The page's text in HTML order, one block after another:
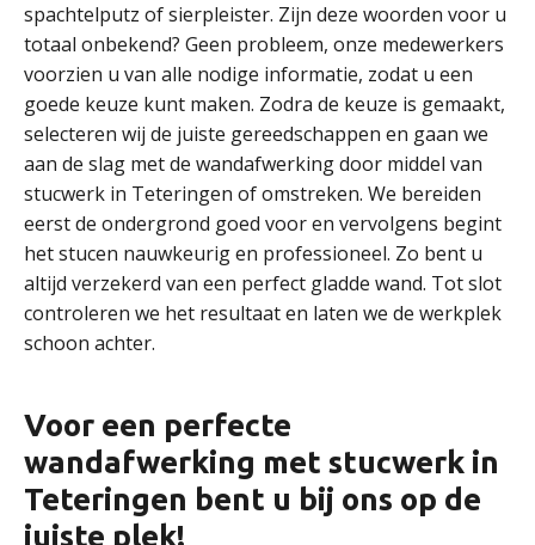
spachtelputz of sierpleister. Zijn deze woorden voor u
totaal onbekend? Geen probleem, onze medewerkers
voorzien u van alle nodige informatie, zodat u een
goede keuze kunt maken. Zodra de keuze is gemaakt,
selecteren wij de juiste gereedschappen en gaan we
aan de slag met de wandafwerking door middel van
stucwerk in Teteringen of omstreken. We bereiden
eerst de ondergrond goed voor en vervolgens begint
het stucen nauwkeurig en professioneel. Zo bent u
altijd verzekerd van een perfect gladde wand. Tot slot
controleren we het resultaat en laten we de werkplek
schoon achter.
Voor een perfecte
wandafwerking met stucwerk in
Teteringen bent u bij ons op de
juiste plek!